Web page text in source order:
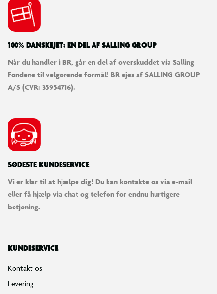
100% DANSKEJET: EN DEL AF SALLING GROUP
Når du handler i BR, går en del af overskuddet via Salling
Fondene til velgørende formål! BR ejes af SALLING GROUP
A/S (CVR: 35954716).
SØDESTE KUNDESERVICE
Vi er klar til at hjælpe dig! Du kan kontakte os via e-mail
eller få hjælp via chat og telefon for endnu hurtigere
betjening.
KUNDESERVICE
Kontakt os
Levering